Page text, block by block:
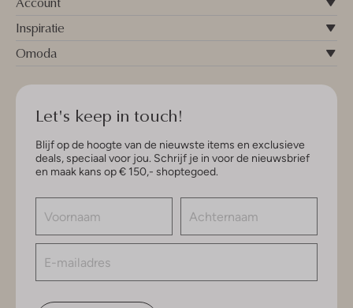
Inspiratie
Omoda
Let's keep in touch!
Blijf op de hoogte van de nieuwste items en exclusieve
deals, speciaal voor jou. Schrijf je in voor de nieuwsbrief
en maak kans op € 150,- shoptegoed.